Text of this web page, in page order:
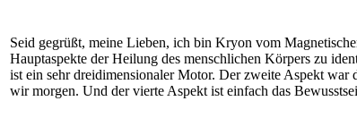
Seid gegrüßt, meine Lieben, ich bin Kryon vom
Hauptaspekte der Heilung des menschlichen Körpers zu
ist ein sehr dreidimensionaler Motor. Der zweite Aspekt
wir morgen. Und der vierte Aspekt ist einfach das